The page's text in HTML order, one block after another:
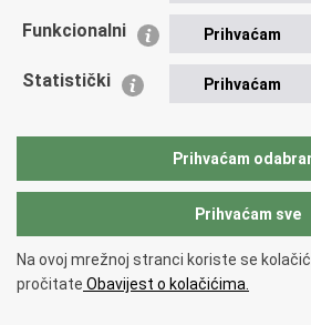
Policijska akademija
Zaklada policijske solidarnosti
Vučetić"
Copyright © 2026 Policijska uprava
korištenja.Izjava o pristupačnosti.
Funkcionalni Prihvaćam
Statistički Prihvaćam
Prihvaćam
Prihvaćam sve
Na ovoj mrežnoj stranci koriste se
pročitate Obavijest o kolačićima.